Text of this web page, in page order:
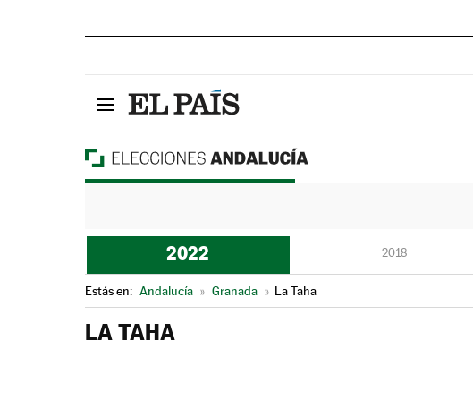
2022 2018
Estás en: Andalucía » Granada » La Taha
LA TAHA